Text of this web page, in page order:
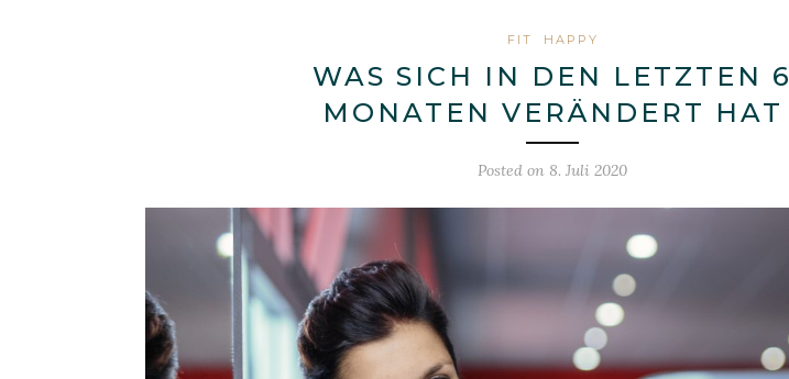
FIT HAPPY
WAS SICH IN DEN LETZTEN 6
MONATEN VERÄNDERT HAT
Posted on 8. Juli 2020